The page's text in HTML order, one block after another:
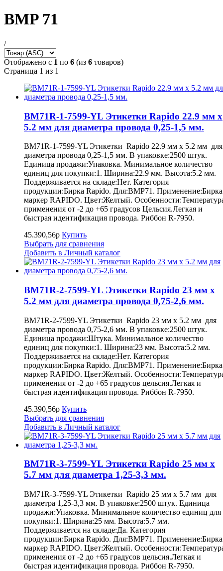
BMP 71
/
Отображено с 1 по 6 (из 6 товаров)
Страница 1 из 1
BM71R-1-7599-YL Этикетки Rapido 22.9 мм х
5.2 мм для диаметра провода 0,25-1,5 мм.
BM71R-1-7599-YL Этикетки Rapido 22.9 мм х 5.2 мм для
диаметра провода 0,25-1,5 мм. В упаковке:2500 штук.
Единица продажи:Упаковка. Минимальное количество
единиц для покупки:1. Ширина:22.9 мм. Высота:5.2 мм.
Поддерживается на складе:Нет. Категория
продукции:Бирка Rapido. Для:BMP71.
маркер RAPIDO. Цвет:Желтый.
применения от -2 до +65 градусов Цельсия.Легкая и
быстрая идентификация провода. Риббон R-7950.
45.390,56р Купить
Выбрать для сравнения
Добавить в Личный каталог
BM71R-2-7599-YL Этикетки Rapido 23 мм х
5.2 мм для диаметра провода 0,75-2,6 мм.
BM71R-2-7599-YL Этикетки Rapido 23 мм х 5.2 мм для
диаметра провода 0,75-2,6 мм. В упаковке:2500 штук.
Единица продажи:Штука. Минимальное количество
единиц для покупки:1. Ширина:23 мм. Высота:5.2 мм.
Поддерживается на складе:Нет. Категория
продукции:Бирка Rapido. Для:BMP71.
маркер RAPIDO. Цвет:Желтый.
применения от -2 до +65 градусов цельсия.Легкая и
быстрая идентификация провода. Риббон R-7950.
45.390,56р Купить
Выбрать для сравнения
Добавить в Личный каталог
BM71R-3-7599-YL Этикетки Rapido 25 мм х
5.7 мм для диаметра 1,25-3,3 мм.
BM71R-3-7599-YL Этикетки Rapido 25 мм х 5.7 мм для
диаметра 1,25-3,3 мм. В упаковке:2500 штук. Единица
продажи:Упаковка. Минимальное количество единиц для
покупки:1. Ширина:25 мм. Высота:5.7 мм.
Поддерживается на складе:Да. Категория
продукции:Бирка Rapido. Для:BMP71.
маркер RAPIDO. Цвет:Желтый.
применения от -2 до +65 градусов цельсия.Легкая и
быстрая идентификация провода. Риббон R-7950.